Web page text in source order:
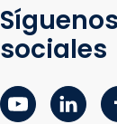
sociales